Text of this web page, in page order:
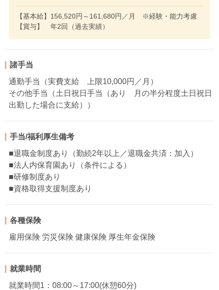
【基本給】156,520円～161,680円／月 ※経験・能力考慮
【賞与】 年2回（過去実績）
諸手当
通勤手当（実費支給 上限10,000円／月）
その他手当（土日祝日手当（あり 月の半分程度土日祝日
出勤した場合に支給））
手当/福利厚生備考
■退職金制度あり（勤続2年以上／退職金共済：加入）
■法人内保育園あり（条件による）
■研修制度あり
■資格取得支援制度あり
各種保険
雇用保険 労災保険 健康保険 厚生年金保険
就業時間
就業時間1：08:00～17:00(休憩60分)